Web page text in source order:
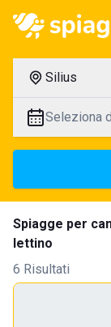
Silius
Seleziona
Spiagge per
lettino
6 Risultati